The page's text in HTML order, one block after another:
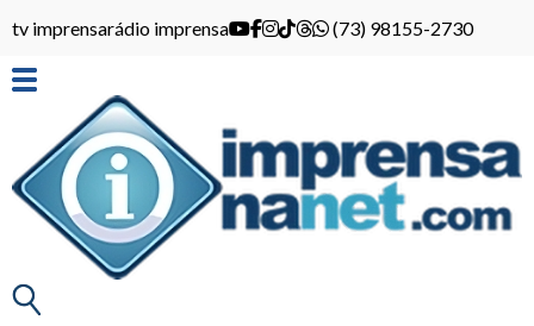
tv imprensarádio imprensa (73) 98155-2730